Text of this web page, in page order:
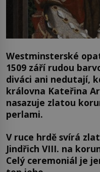
Westminsterské
1509 září rudou
diváci ani nedutají,
královna Kateřina
nasazuje zlatou
perlami.
V ruce hrdě svírá
Jindřich VIII. na
Celý ceremoniál je